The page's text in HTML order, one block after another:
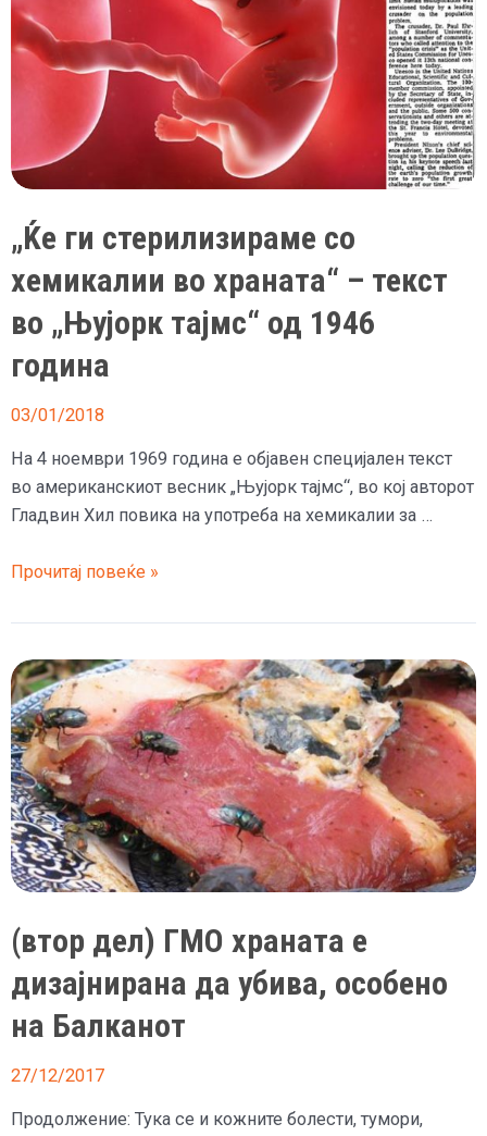
„Ќе ги стерилизираме со
хемикалии во храната“ – текст
во „Њујорк тајмс“ од 1946
година
03/01/2018
На 4 ноември 1969 година е објавен специјален текст
во американскиот весник „Њујорк тајмс“, во кој авторот
Гладвин Хил повика на употреба на хемикалии за …
„Ќе
стерилизираме
со
хемикалии
во
храната“
–
текст
во
„Њујорк
тајмс“
1946
Прочитај повеќе »
(втор дел) ГМО храната е
дизајнирана да убива, особено
на Балканот
27/12/2017
Продолжение: Тука се и кожните болести, тумори,